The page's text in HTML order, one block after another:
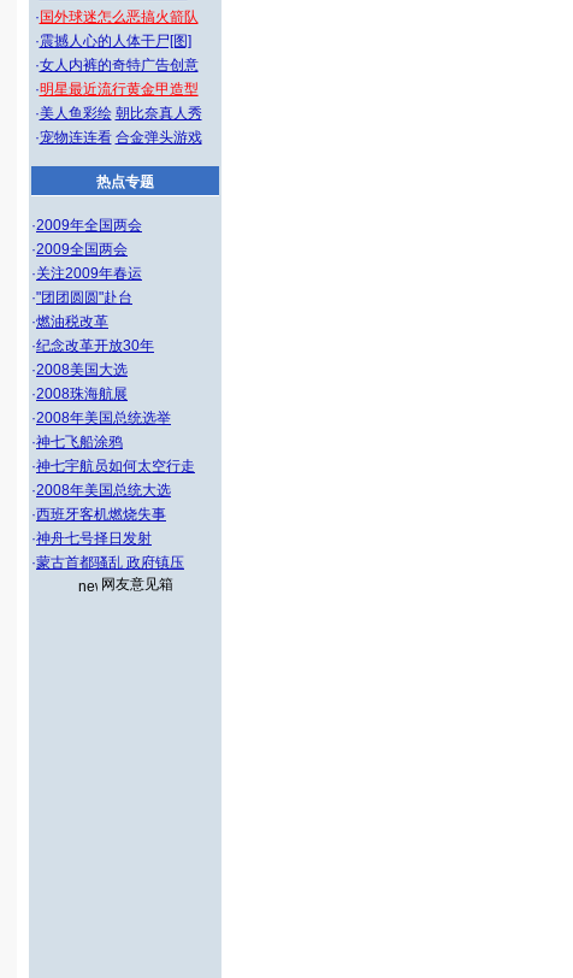
· 国外球迷怎么恶搞火箭队
·震撼人心的人体干尸[图]
·女人内裤的奇特广告创意
·明星最近流行黄金甲造型
·美人鱼彩绘 朝比奈真人秀
·宠物连连看 合金弹头游戏
热点专题
·2009年全国两会
·2009全国两会
·关注2009年春运
·"团团圆圆"赴台
·燃油税改革
·纪念改革开放30年
·2008美国大选
·2008珠海航展
·2008年美国总统选举
·神七飞船涂鸦
·神七宇航员如何太空行走
·2008年美国总统大选
·西班牙客机燃烧失事
·神舟七号择日发射
·蒙古首都骚乱 政府镇压
网友意见箱